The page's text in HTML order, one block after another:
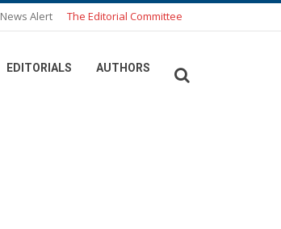
News Alert The Editorial Committee
EDITORIALS AUTHORS